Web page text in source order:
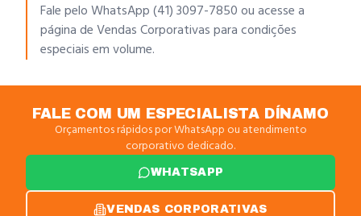
Fale pelo WhatsApp (41) 3097-7850 ou acesse a
página de Vendas Corporativas para condições
especiais em volume.
FALE COM UM ESPECIALISTA DÍNAMO
Orçamentos rápidos por WhatsApp ou atendimento
corporativo dedicado.
WHATSAPP
VENDAS CORPORATIVAS